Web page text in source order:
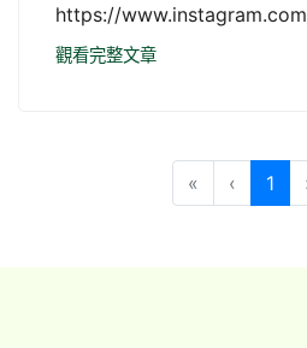
https://
觀看完整文章
« ‹ 1(目